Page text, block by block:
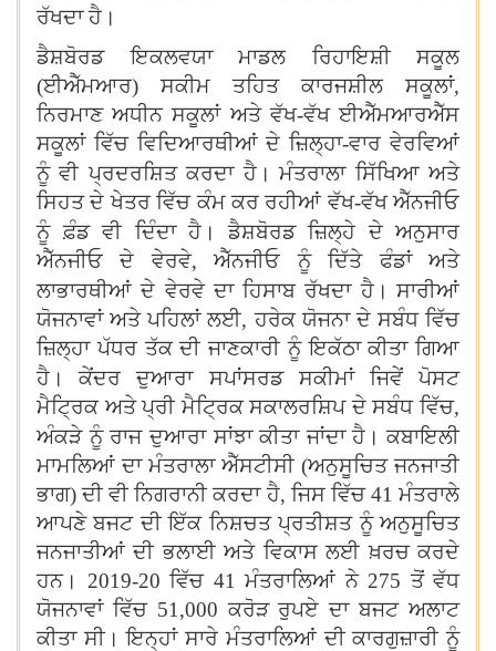
ਰੱਖਦਾ ਹੈ ।
ਡੈਸ਼ਬੋਰਡ ਇਕਲਵਯਾ ਮਾਡਲ ਰਿਹਾਇਸ਼ੀ ਸਕੂਲ
(ਈਐੱਮਆਰ) ਸਕੀਮ ਤਹਿਤ ਕਾਰਜਸ਼ੀਲ ਸਕੂਲਾਂ,
ਨਿਰਮਾਣ ਅਧੀਨ ਸਕੂਲਾਂ ਅਤੇ ਵੱਖ-ਵੱਖ ਈਐੱਮਆਰਐੱਸ
ਸਕੂਲਾਂ ਵਿੱਚ ਵਿਦਿਆਰਥੀਆਂ ਦੇ ਜ਼ਿਲ੍ਹਾ-ਵਾਰ ਵੇਰਵਿਆਂ
ਨੂੰ ਵੀ ਪ੍ਰਦਰਸ਼ਿਤ ਕਰਦਾ ਹੈ। ਮੰਤਰਾਲਾ ਸਿੱਖਿਆ ਅਤੇ
ਸਿਹਤ ਦੇ ਖੇਤਰ ਵਿੱਚ ਕੰਮ ਕਰ ਰਹੀਆਂ ਵੱਖ-ਵੱਖ ਐੱਨਜੀਓ
ਨੂੰ ਫ਼ੰਡ ਵੀ ਦਿੰਦਾ ਹੈ ।
ਡੈਸ਼ਬੋਰਡ ਜ਼ਿਲ੍ਹੇ ਦੇ ਅਨੁਸਾਰ
ਐੱਨਜੀਓ ਦੇ ਵੇਰਵੇ,ਐੱਨਜੀਓ ਨੂੰ ਦਿੱਤੇ ਫੰਡਾਂ ਅਤੇ
ਲਾਭਾਰਥੀਆਂ ਦੇ ਵੇਰਵੇ ਦਾ ਹਿਸਾਬ ਰੱਖਦਾ ਹੈ। ਸਾਰੀਆਂ
ਯੋਜਨਾਵਾਂ ਅਤੇ ਪਹਿਲਾਂ ਲਈ,ਹਰੇਕ ਯੋਜਨਾ ਦੇ ਸਬੰਧ ਵਿੱਚ
ਜ਼ਿਲ੍ਹਾ ਪੱਧਰ ਤੱਕ ਦੀ ਜਾਣਕਾਰੀ ਨੂੰ ਇਕੱਠਾ ਕੀਤਾ ਗਿਆ
ਹੈ ।
ਕੇਂਦਰ ਦੁਆਰਾ ਸਪਾਂਸਰਡ ਸਕੀਮਾਂ ਜਿਵੇਂ ਪੋਸਟ
ਮੈਟ੍ਰਿਕ ਅਤੇ ਪ੍ਰੀ ਮੈਟ੍ਰਿਕ ਸਕਾਲਰਸ਼ਿਪ ਦੇ ਸਬੰਧ ਵਿੱਚ,
ਅੰਕੜੇ ਨੂੰ ਰਾਜ ਦੁਆਰਾ ਸਾਂਝਾ ਕੀਤਾ ਜਾਂਦਾ ਹੈ । ਕਬਾਇਲੀ
ਮਾਮਲਿਆਂ ਦਾ ਮੰਤਰਾਲਾ ਐੱਸਟੀਸੀ (ਅਨੁਸੂਚਿਤ ਜਨਜਾਤੀ
ਭਾਗ) ਦੀ ਵੀ ਨਿਗਰਾਨੀ ਕਰਦਾ ਹੈ, ਜਿਸ ਵਿੱਚ 41 ਮੰਤਰਾਲੇ
ਆਪਣੇ ਬਜਟ ਦੀ ਇੱਕ ਨਿਸ਼ਚਤ ਪ੍ਰਤੀਸ਼ਤ ਨੂੰ ਅਨੁਸੂਚਿਤ
ਜਨਜਾਤੀਆਂ ਦੀ ਭਲਾਈ ਅਤੇ ਵਿਕਾਸ ਲਈ ਖ਼ਰਚ ਕਰਦੇ
ਹਨ। 2019-20 ਵਿੱਚ 41 ਮੰਤਰਾਲਿਆਂ ਨੇ 275 ਤੋਂ ਵੱਧ
ਯੋਜਨਾਵਾਂ ਵਿੱਚ 51 ,000 ਕਰੋੜ ਰੁਪਏ ਦਾ ਬਜਟ ਅਲਾਟ
ਕੀਤਾ ਸੀ। ਇਨ੍ਹਾਂ ਸਾਰੇ ਮੰਤਰਾਲਿਆਂ ਦੀ ਕਾਰਗੁਜ਼ਾਰੀ ਨੂੰ